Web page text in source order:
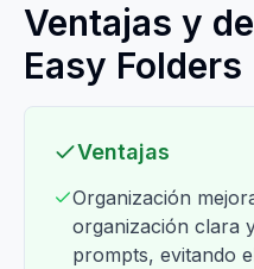
Ventajas y
Easy Folders
Ventajas
Organización
organización clara
prompts, evitando